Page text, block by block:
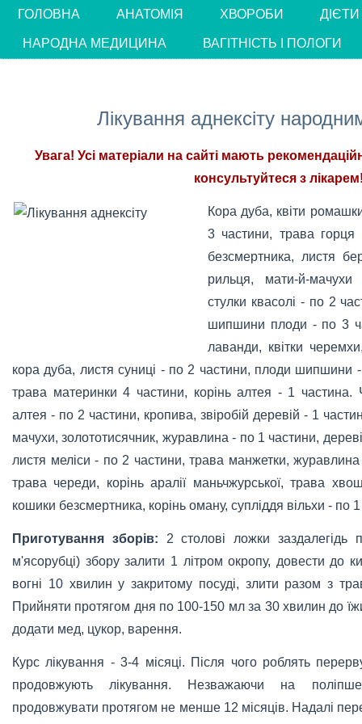
ГОЛОВНА АНАТОМІЯ ХВОРОБИ ДІЄТИ
НАРОДНА МЕДИЦИНА ВАГІТНІСТЬ І ПОЛОГИ
Лікування аднексіту
Увага! Усі матеріали на сайті мають
консультуйтеся з
Кора дуба, квіти
3 частини, трава
безсмертника, листя
рильця, мати-й-
стулки квасолі - по 2
шипшини плоди - по 3
лаванди, квітки
кора дуба, листя суниці - по 2 частини, плоди шипшини
трава материнки 4 частини, корінь алтея - 1 частина.
алтея - по 2 частини, кропива, звіробій деревій - 1
мачухи, золототисячник, журавлина - по 1 частини,
листя меліси - по 2 частини, трава манжетки,
трава череди, корінь аралії маньчжурської, трава
кошики безсмертника, корінь оману, супліддя вільхи - по
Приготування зборів: 2 столові ложки заздалегідь
м'ясорубці) збору залити 1 літром окропу, довести до
вогні 10 хвилин у закритому посуді, злити разом з
Прийняти протягом дня по 100-150 мл за 30 хвилин до
додати мед, цукор, варення.
Курс лікування - 3-4 місяці. Після чого роблять
продовжують лікування. Незважаючи на
продовжувати протягом не менше 12 місяців. Надалі